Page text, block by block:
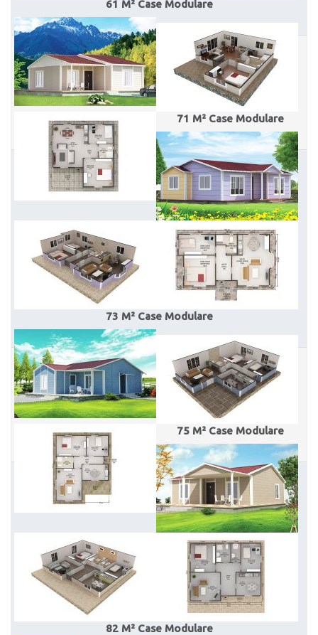
Karmod Canada
Karmod Schweiz
61 M² Case Modulare
71 M² Case Modulare
73 M² Case Modulare
75 M² Case Modulare
82 M² Case Modulare